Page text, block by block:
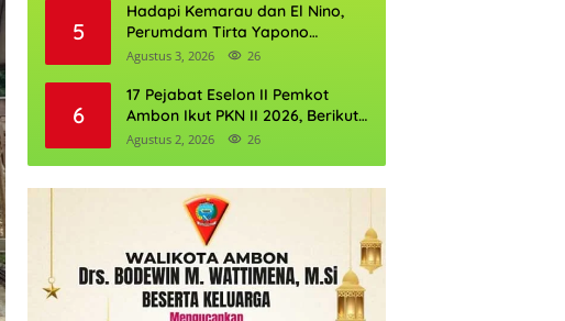
Depannya
5
Hadapi Kemarau dan El Nino,
Perumdam Tirta Yapono
Perkuat Cadangan Air Ambon
Agustus 3, 2026 26
6
17 Pejabat Eselon II Pemkot
Ambon Ikut PKN II 2026, Berikut
Daftarnya
Agustus 2, 2026 26